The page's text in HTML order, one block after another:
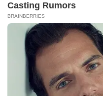
— Кать, я не могу
— Или диван? –
— И диван тоже.
покупали? Ты села
нам подходит, а